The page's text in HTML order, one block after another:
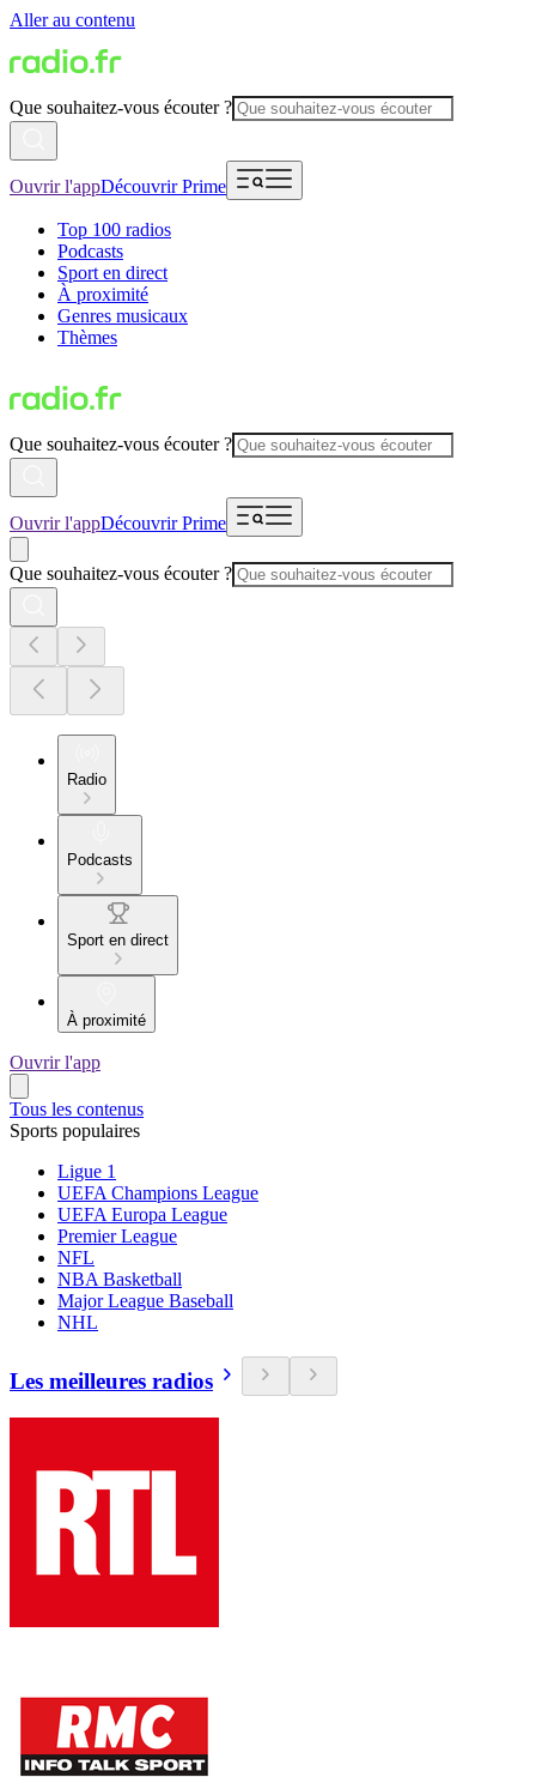
Aller au contenu
Que souhaitez-vous écouter ?
Ouvrir l'appDécouvrir Prime
Top 100 radios
Podcasts
Sport en direct
À proximité
Genres musicaux
Thèmes
Que souhaitez-vous écouter ?
Ouvrir l'appDécouvrir Prime
Que souhaitez-vous écouter ?
Radio
Podcasts
Sport en direct
À proximité
Ouvrir l'app
Tous les contenus
Sports populaires
Ligue 1
UEFA Champions League
UEFA Europa League
Premier League
NFL
NBA Basketball
Major League Baseball
NHL
Les meilleures radios